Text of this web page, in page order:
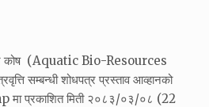
कोष (Aquatic Bio-Resources
सम्बन्धी शोधपत्र प्रस्ताव आव्हानको
प्रकाशित मिती २०८३/०३/०८ (22